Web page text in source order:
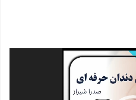
نمایشگر
ویدیو